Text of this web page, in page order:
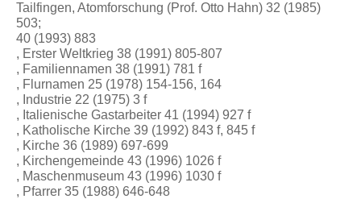
Tailfingen, Atomforschung (Prof. Otto Hahn) 32 (1985)
503;
40 (1993) 883
, Erster Weltkrieg 38 (1991) 805-807
, Familiennamen 38 (1991) 781 f
, Flurnamen 25 (1978) 154-156, 164
, Industrie 22 (1975) 3 f
, Italienische Gastarbeiter 41 (1994) 927 f
, Katholische Kirche 39 (1992) 843 f, 845 f
, Kirche 36 (1989) 697-699
, Kirchengemeinde 43 (1996) 1026 f
, Maschenmuseum 43 (1996) 1030 f
, Pfarrer 35 (1988) 646-648